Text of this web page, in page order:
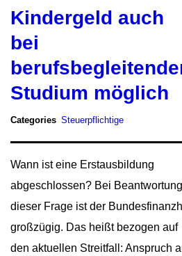
Kindergeld auch
bei
Studium möglich
Categories Steuerpflichtige
Wann ist eine Erstausbildung
abgeschlossen? Bei Beantwortung
dieser Frage ist der
großzügig. Das heißt bezogen auf
den aktuellen Streitfall: Anspruch